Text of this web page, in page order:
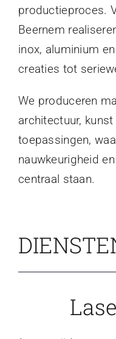
productieproces.
Beernem
inox, aluminium
creaties tot
We produceren
architectuur,
toepassingen,
nauwkeurigheid
centraal staan.